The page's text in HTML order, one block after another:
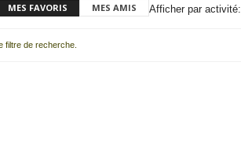
MES FAVORIS MES AMIS Afficher par activité:
filtre de recherche.